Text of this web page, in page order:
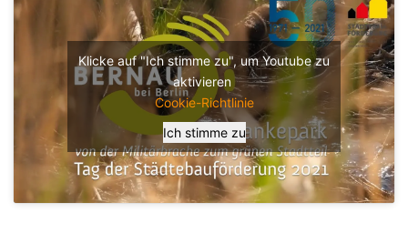
Klicke auf "Ich stimme zu", um Youtube zu
aktivieren
Cookie-Richtlinie
Ich stimme zu